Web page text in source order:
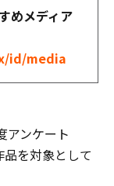
めメディア
id/media
アンケート
を対象として